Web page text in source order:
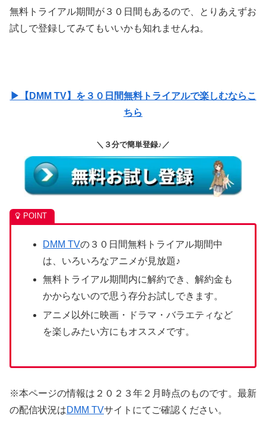
無料トライアル期間が３０日間もあるので、とりあえずお
試しで登録してみてもいいかも知れませんね。
▶【DMM TV】を３０日間無料トライアルで楽しむならこ
ちら
＼３分で簡単登録♪／
DMM TVの３０日間無料トライアル期間中
は、いろいろなアニメが見放題♪
無料トライアル期間内に解約でき、解約金も
かからないので思う存分お試しできます。
アニメ以外に映画・ドラマ・バラエティなど
を楽しみたい方にもオススメです。
※本ページの情報は２０２３年２月時点のものです。最新
の配信状況はDMM TVサイトにてご確認ください。